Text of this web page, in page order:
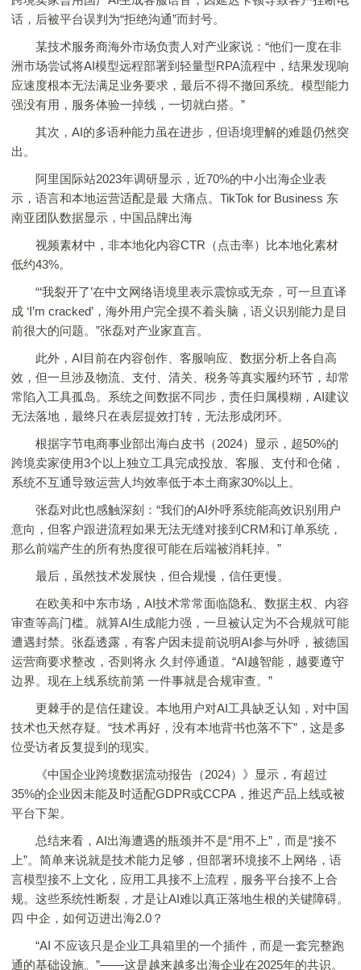
话，后被平台误判为“拒绝沟通”而封号。
某技术服务商海外市场负责人对产业家说：“他们一度在非
洲市场尝试将AI模型远程部署到轻量型RPA流程中，结果发现响
应速度根本无法满足业务要求，最后不得不撤回系统。模型能力
强没有用，服务体验一掉线，一切就白搭。”
其次，AI的多语种能力虽在进步，但语境理解的难题仍然突
出。
阿里国际站2023年调研显示，近70%的中小出海企业表
示，语言和本地运营适配是最 大痛点。TikTok for Business 东
南亚团队数据显示，中国品牌出海
视频素材中，非本地化内容CTR（点击率）比本地化素材
低约43%。
“‘我裂开了’在中文网络语境里表示震惊或无奈，可一旦直译
成 ‘I’m cracked’，海外用户完全摸不着头脑，语义识别能力是目
前很大的问题。”张磊对产业家直言。
此外，AI目前在内容创作、客服响应、数据分析上各自高
效，但一旦涉及物流、支付、清关、税务等真实履约环节，却常
常陷入工具孤岛。系统之间数据不同步，责任归属模糊，AI建议
无法落地，最终只在表层提效打转，无法形成闭环。
根据字节电商事业部出海白皮书（2024）显示，超50%的
跨境卖家使用3个以上独立工具完成投放、客服、支付和仓储，
系统不互通导致运营人均效率低于本土商家30%以上。
张磊对此也感触深刻：“我们的AI外呼系统能高效识别用户
意向，但客户跟进流程如果无法无缝对接到CRM和订单系统，
那么前端产生的所有热度很可能在后端被消耗掉。”
最后，虽然技术发展快，但合规慢，信任更慢。
在欧美和中东市场，AI技术常常面临隐私、数据主权、内容
审查等高门槛。就算AI生成能力强，一旦被认定为不合规就可能
遭遇封禁。张磊透露，有客户因未提前说明AI参与外呼，被德国
运营商要求整改，否则将永 久封停通道。“AI越智能，越要遵守
边界。现在上线系统前第 一件事就是合规审查。”
更棘手的是信任建设。本地用户对AI工具缺乏认知，对中国
技术也天然存疑。“技术再好，没有本地背书也落不下”，这是多
位受访者反复提到的现实。
《中国企业跨境数据流动报告（2024）》显示，有超过
35%的企业因未能及时适配GDPR或CCPA，推迟产品上线或被
平台下架。
总结来看，AI出海遭遇的瓶颈并不是“用不上”，而是“接不
上”。简单来说就是技术能力足够，但部署环境接不上网络，语
言模型接不上文化，应用工具接不上流程，服务平台接不上合
规。这些系统性断裂，才是让AI难以真正落地生根的关键障碍。
四 中企，如何迈进出海2.0？
“AI 不应该只是企业工具箱里的一个插件，而是一套完整跑
通的基础设施。”——这是越来越多出海企业在2025年的共识。